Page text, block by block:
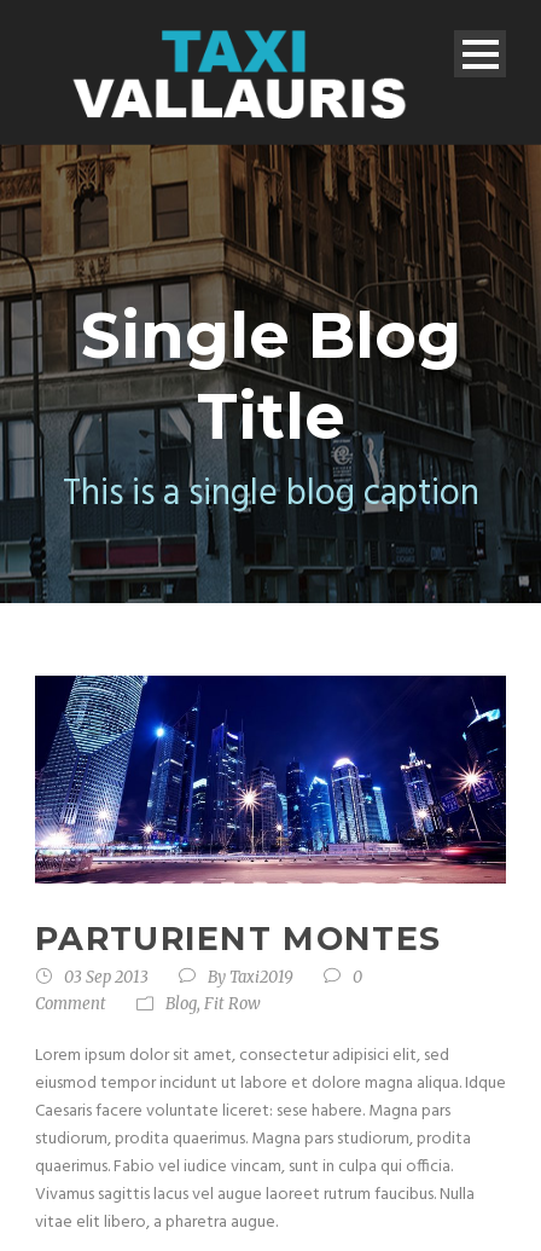
Single Blog
Title
This is a single blog caption
PARTURIENT MONTES
03 Sep 2013 By Taxi2019
0
Comment
Blog, Fit Row
Lorem ipsum dolor sit amet, consectetur adipisici elit, sed
eiusmod tempor incidunt ut labore et dolore magna aliqua. Idque
Caesaris facere voluntate liceret: sese habere. Magna pars
studiorum, prodita quaerimus. Magna pars studiorum, prodita
quaerimus. Fabio vel iudice vincam, sunt in culpa qui officia.
Vivamus sagittis lacus vel augue laoreet rutrum faucibus. Nulla
vitae elit libero, a pharetra augue.